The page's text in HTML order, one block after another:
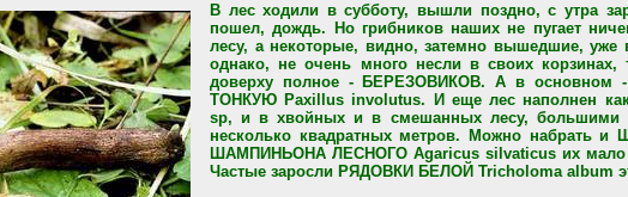
В лес ходили в субботу, вышли поздно, с утра
пошел, дождь. Но грибников наших не пугает
лесу, а некоторые, видно, затемно вышедшие, уже
однако, не очень много несли в своих
доверху полное - БЕРЕЗОВИКОВ. А в основном
ТОНКУЮ Paxillus involutus. И еще лес наполнен
sp, и в хвойных и в смешанных лесу, большими
несколько квадратных метров. Можно набрать и
ШАМПИНЬОНА ЛЕСНОГО Agaricus silvaticus их мало
Частые заросли РЯДОВКИ БЕЛОЙ Tricholoma album